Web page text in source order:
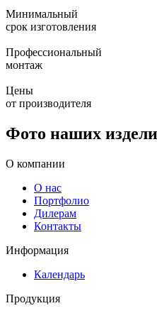
Минимальный
срок изготовления
Профессиональный
монтаж
Цены
от производителя
Фото наших
О компании
О нас
Портфолио
Дилерам
Контакты
Информация
Календарь
Продукция